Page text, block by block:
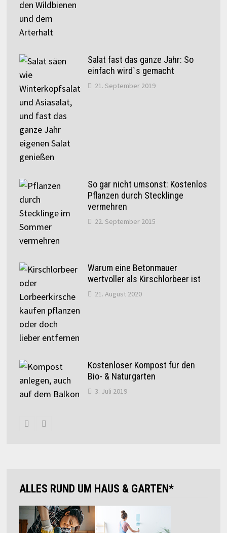
Salat fast das ganze Jahr: So
einfach wird`s gemacht
21. September 2019
So gar nicht umsonst: Kostenlos
Pflanzen durch Stecklinge
vermehren
22. September 2015
Warum eine Betonmauer
wertvoller als Kirschlorbeer ist
21. August 2020
Kostenloser Kompost für den
Bio- & Naturgarten
3. Juli 2019
ALLES RUND UM HAUS & GARTEN*